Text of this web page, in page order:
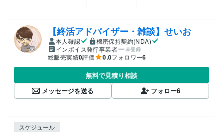
【終活アドバイザー・雑談】せいお
本人確認
機密保持契約(NDA)
インボイス発行事業者
未登録
総販売実績0評価 0.0フォロワー6
無料で見積り相談
メッセージを送る
フォロー6
スケジュール